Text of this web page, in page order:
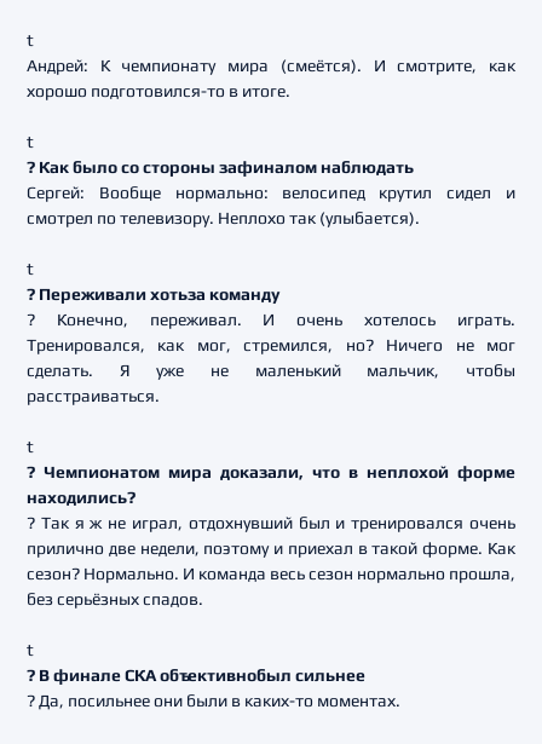
t
Андрей: К чемпионату мира (смеётся). И смотрите, как
хорошо подготовился-то в итоге.
t
? Как было со стороны зафиналом наблюдать
Сергей: Вообще нормально: велосипед крутил сидел и
смотрел по телевизору. Неплохо так (улыбается).
t
? Переживали хотьза команду
? Конечно, переживал. И очень хотелось играть.
Тренировался, как мог, стремился, но? Ничего не мог
сделать. Я уже не маленький мальчик, чтобы
расстраиваться.
t
? Чемпионатом мира доказали, что в неплохой форме
находились?
? Так я ж не играл, отдохнувший был и тренировался очень
прилично две недели, поэтому и приехал в такой форме. Как
сезон? Нормально. И команда весь сезон нормально прошла,
без серьёзных спадов.
t
? В финале СКА объективнобыл сильнее
? Да, посильнее они были в каких-то моментах.